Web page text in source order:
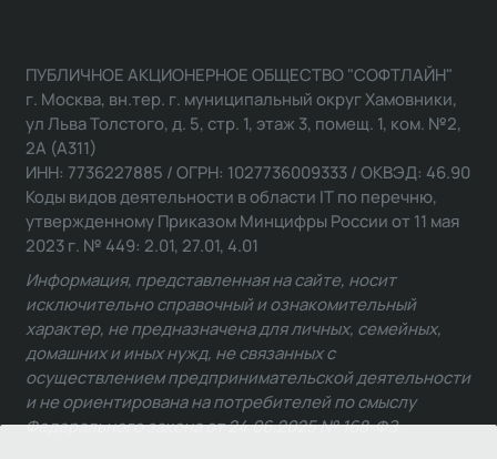
ПУБЛИЧНОЕ АКЦИОНЕРНОЕ ОБЩЕСТВО "СОФТЛАЙН"
г. Москва, вн.тер. г. муниципальный округ Хамовники,
ул Льва Толстого, д. 5, стр. 1, этаж 3, помещ. 1, ком. №2,
2А (А311)
ИНН: 7736227885 / ОГРН: 1027736009333 / ОКВЭД: 46.90
Коды видов деятельности в области IT по перечню,
утвержденному Приказом Минцифры России от 11 мая
2023 г. № 449: 2.01, 27.01, 4.01
Информация, представленная на сайте, носит
исключительно справочный и ознакомительный
характер, не предназначена для личных, семейных,
домашних и иных нужд, не связанных с
осуществлением предпринимательской деятельности
и не ориентирована на потребителей по смыслу
Федерального закона от 24.06.2025 № 168-ФЗ.